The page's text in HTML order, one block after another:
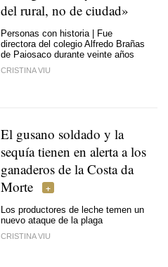
del rural, no de ciudad»
Personas con historia | Fue
directora del colegio Alfredo Brañas
de Paiosaco durante veinte años
CRISTINA VIU
El gusano soldado y la
sequía tienen en alerta a los
ganaderos de la Costa da
Morte
Los productores de leche temen un
nuevo ataque de la plaga
CRISTINA VIU